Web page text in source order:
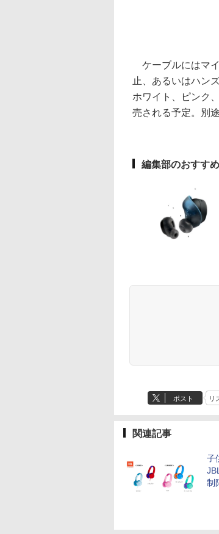
ケーブルにはマ
止、あるいはハン
ホワイト、ピンク
売される予定。別
編集部のおすす
ポスト リ
関連記事
子
制